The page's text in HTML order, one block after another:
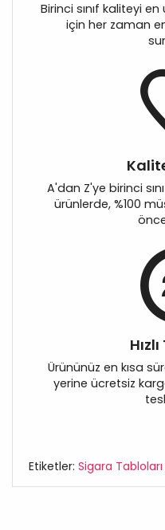
Birinci sınıf kaliteyi
için her zaman
A'dan Z'ye birinci
ürünlerde, %100
Ürününüz en kısa
yerine ücretsiz
Etiketler: Sigara Tabloları